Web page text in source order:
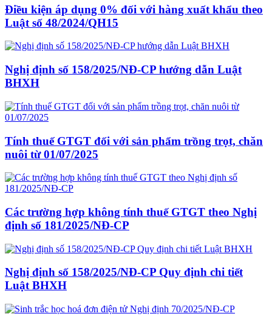
Điều kiện áp dụng 0% đối với hàng xuất khẩu theo
Luật số 48/2024/QH15
Nghị định số 158/2025/NĐ-CP hướng dẫn Luật
BHXH
Tính thuế GTGT đối với sản phẩm trồng trọt, chăn
nuôi từ 01/07/2025
Các trường hợp không tính thuế GTGT theo Nghị
định số 181/2025/NĐ-CP
Nghị định số 158/2025/NĐ-CP Quy định chi tiết
Luật BHXH